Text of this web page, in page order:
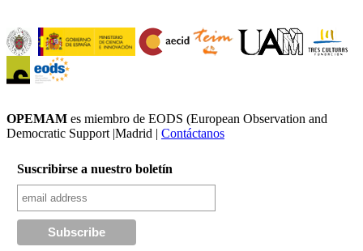
OPEMAM es miembro de EODS (European Observation and
Democratic Support |Madrid | Contáctanos
Suscribirse a nuestro boletín